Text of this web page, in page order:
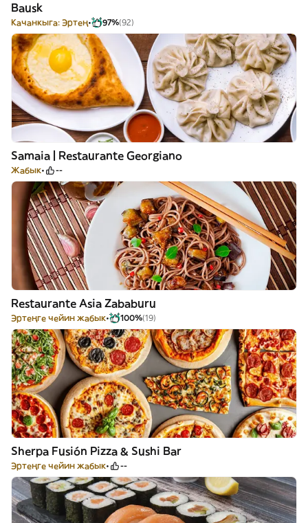
Bausk
Качанкыга: Эртең 97%(92)
Samaia | Restaurante Georgiano
Жабык --
Restaurante Asia Zababuru
Эртеңге чейин жабык 100%(19)
Sherpa Fusión Pizza & Sushi Bar
Эртеңге чейин жабык --